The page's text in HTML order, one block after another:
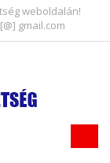
weboldalán!
gmail.com